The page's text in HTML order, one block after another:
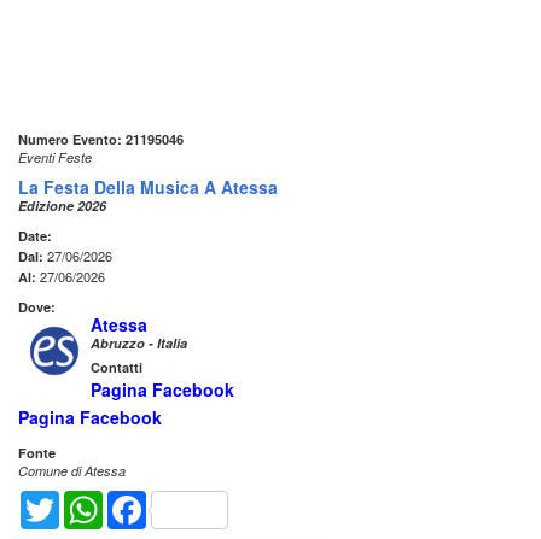
Numero Evento: 21195046
Eventi Feste
La Festa Della Musica A Atessa
Edizione 2026
Date:
Dal: 27/06/2026
Al: 27/06/2026
Dove:
Atessa
Abruzzo - Italia
Contatti
Pagina Facebook
Pagina Facebook
Fonte
Comune di Atessa
Twitter WhatsAppFacebook